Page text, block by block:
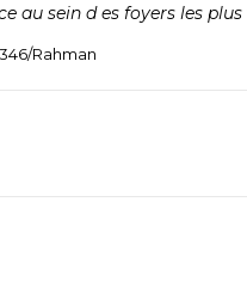
au sein d es foyers les plus
Rahman